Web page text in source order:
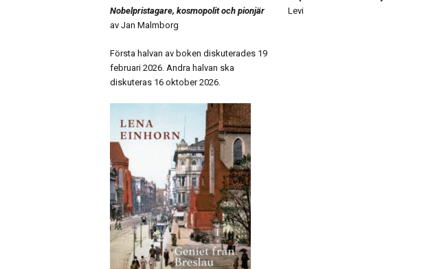
Nobelpristagare, kosmopolit och pionjär
av Jan Malmborg
Första halvan av boken diskuterades 19
februari 2026. Andra halvan ska
diskuteras 16 oktober 2026.
Levi